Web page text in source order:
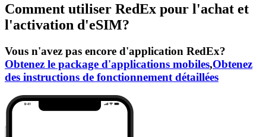
Comment utiliser RedEx pour l'achat et
l'activation d'eSIM?
Vous n'avez pas encore d'application RedEx?
Obtenez le package d'applications mobiles,Obtenez
des instructions de fonctionnement détaillées